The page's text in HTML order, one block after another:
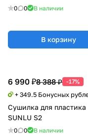
0 0 В наличии
В корзину
6 990 ₽8 388 ₽ -17%
+ 349.5 Бонусных
Сушилка для пластика
SUNLU S2
0 0 В наличии